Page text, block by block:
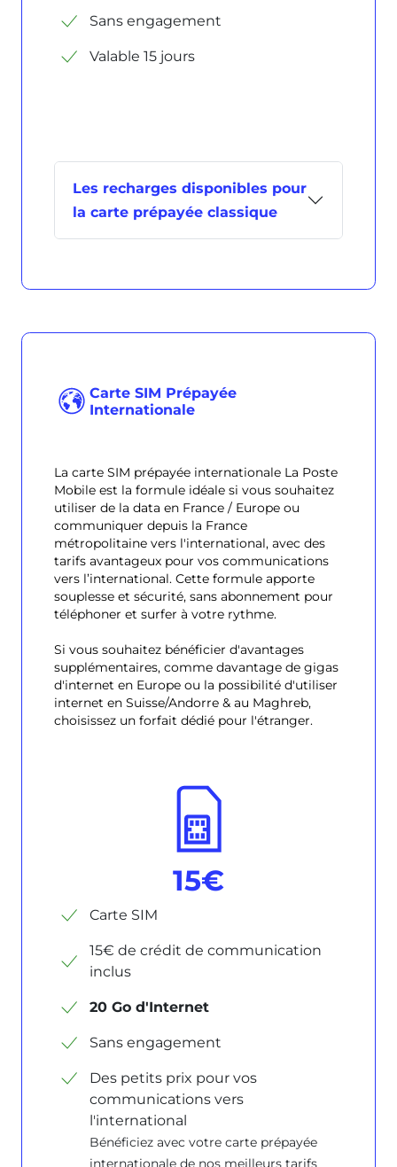
Sans engagement
Valable 15 jours
Les recharges disponibles pour
la carte prépayée classique
Carte SIM Prépayée
Internationale
La carte SIM prépayée internationale La Poste
Mobile est la formule idéale si vous souhaitez
utiliser de la data en France / Europe ou
communiquer depuis la France
métropolitaine vers l'international, avec des
tarifs avantageux pour vos communications
vers l’international. Cette formule apporte
souplesse et sécurité, sans abonnement pour
téléphoner et surfer à votre rythme.
Si vous souhaitez bénéficier d'avantages
supplémentaires, comme davantage de gigas
d'internet en Europe ou la possibilité d'utiliser
internet en Suisse/Andorre & au Maghreb,
choisissez un forfait dédié pour l'étranger.
15€
Carte SIM
15€ de crédit de communication
inclus
20 Go d'Internet
Sans engagement
Des petits prix pour vos
communications vers
l'international
Bénéficiez avec votre carte prépayée
internationale de nos meilleurs tarifs